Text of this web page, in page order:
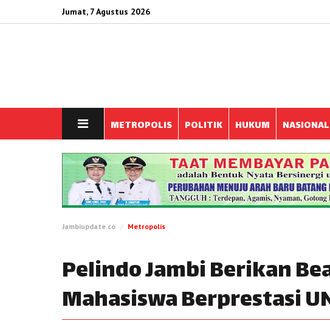
Jumat, 7 Agustus 2026
METROPOLIS POLITIK HUKUM NASIONAL
Jambiupdate.co Metropolis
Pelindo Jambi Berikan
Mahasiswa Berprestasi